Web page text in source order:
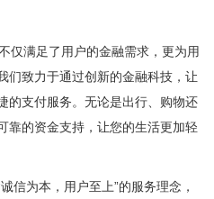
仅满足了用户的金融需求，更为用
们致力于通过创新的金融科技，让
的支付服务。无论是出行、购物还
靠的资金支持，让您的生活更加轻
信为本，用户至上”的服务理念，